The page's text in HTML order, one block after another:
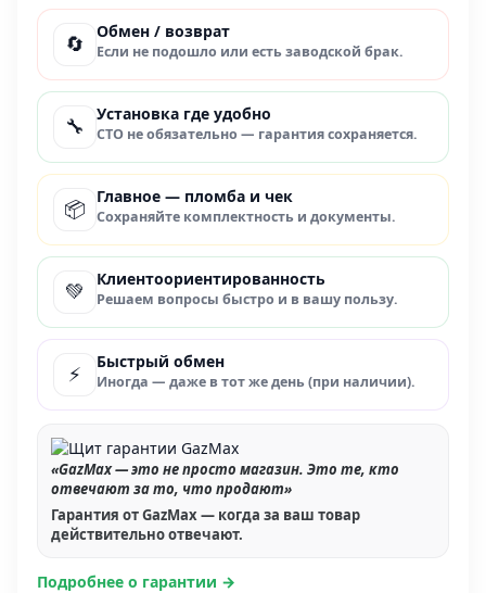
🔄 Обмен / возврат
Если не подошло или есть заводской брак.
🔧 Установка где удобно
СТО не обязательно — гарантия сохраняется.
📦 Главное — пломба и чек
Сохраняйте комплектность и документы.
💚 Клиентоориентированность
Решаем вопросы быстро и в вашу пользу.
⚡ Быстрый обмен
Иногда — даже в тот же день (при наличии).
«GazMax — это не просто магазин. Это те, кто
отвечают за то, что продают»
Гарантия от GazMax — когда за ваш товар
действительно отвечают.
Подробнее о гарантии →